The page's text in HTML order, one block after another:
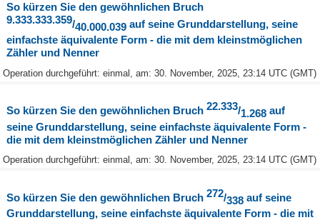
So kürzen Sie den gewöhnlichen Bruch
9.333.333.359/40.000.039auf seine Grunddarstellung, seine
einfachste äquivalente Form - die mit dem kleinstmöglichen
Zähler und Nenner
Operation durchgeführt: einmal, am: 30. November, 2025, 23:14 UTC (GMT)
So kürzen Sie den gewöhnlichen Bruch 22.333/1.268auf
seine Grunddarstellung, seine einfachste äquivalente Form -
die mit dem kleinstmöglichen Zähler und Nenner
Operation durchgeführt: einmal, am: 30. November, 2025, 23:14 UTC (GMT)
So kürzen Sie den gewöhnlichen Bruch 272/338auf seine
Grunddarstellung, seine einfachste äquivalente Form - die mit